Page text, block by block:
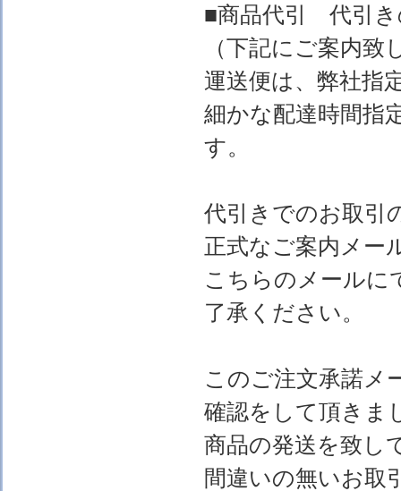
■商品代引 代引き
（下記にご案内
運送便は、弊社指
細かな配達時間指
す。
代引きでのお取引
正式なご案内メー
こちらのメールに
了承ください。
このご注文承諾メ
確認をして頂きま
商品の発送を致し
間違いの無いお取